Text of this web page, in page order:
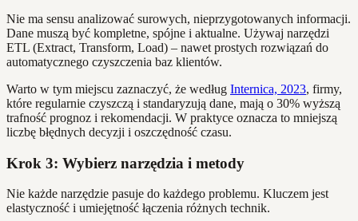
Nie ma sensu analizować surowych, nieprzygotowanych informacji.
Dane muszą być kompletne, spójne i aktualne. Używaj narzędzi
ETL (Extract, Transform, Load) – nawet prostych rozwiązań do
automatycznego czyszczenia baz klientów.
Warto w tym miejscu zaznaczyć, że według Internica, 2023, firmy,
które regularnie czyszczą i standaryzują dane, mają o 30% wyższą
trafność prognoz i rekomendacji. W praktyce oznacza to mniejszą
liczbę błędnych decyzji i oszczędność czasu.
Krok 3: Wybierz narzędzia i metody
Nie każde narzędzie pasuje do każdego problemu. Kluczem jest
elastyczność i umiejętność łączenia różnych technik.